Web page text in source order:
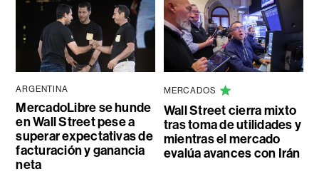
ARGENTINA
MercadoLibre se hunde
en Wall Street pese a
superar expectativas de
facturación y ganancia
neta
MERCADOS
Wall Street cierra mixto
tras toma de utilidades y
mientras el mercado
evalúa avances con Irán